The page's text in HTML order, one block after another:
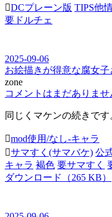
DCプレーン版 TIPS他
要ドルチェ
2025-09-06
お絵描きが得意な腐女子
zone
コメントはまだありませ
同じくマケンの続きです
mod使用/なし-キャラ
サマすく(サマバケ) 公
キャラ 褐色 要サマすく
ダウンロード（265 KB）